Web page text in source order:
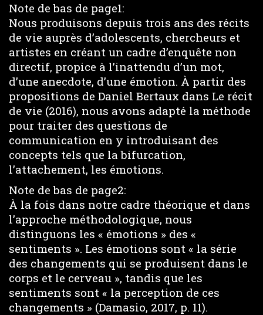
Note de bas de page1:
Nous produisons depuis trois ans des récits
de vie auprès d’adolescents, chercheurs et
artistes en créant un cadre d’enquête non
directif, propice à l’inattendu d’un mot,
d’une anecdote, d’une émotion. À partir des
propositions de Daniel Bertaux dans Le récit
de vie (2016), nous avons adapté la méthode
pour traiter des questions de
communication en y introduisant des
concepts tels que la bifurcation,
l’attachement, les émotions.
Note de bas de page2:
À la fois dans notre cadre théorique et dans
l’approche méthodologique, nous
distinguons les « émotions » des «
sentiments ». Les émotions sont « la série
des changements qui se produisent dans le
corps et le cerveau », tandis que les
sentiments sont « la perception de ces
changements » (Damasio, 2017, p. 11).